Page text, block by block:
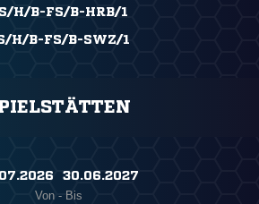
H/B-FS/B-HRB/1
H/B-FS/B-SWZ/1
30.06.2027
Von - Bis